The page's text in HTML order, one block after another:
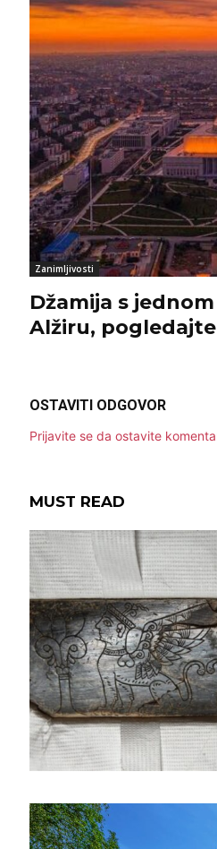
Zanimljivosti
Džamija s
Alžiru,
OSTAVITI ODGOVOR
Prijavite se da ostavite
MUST READ